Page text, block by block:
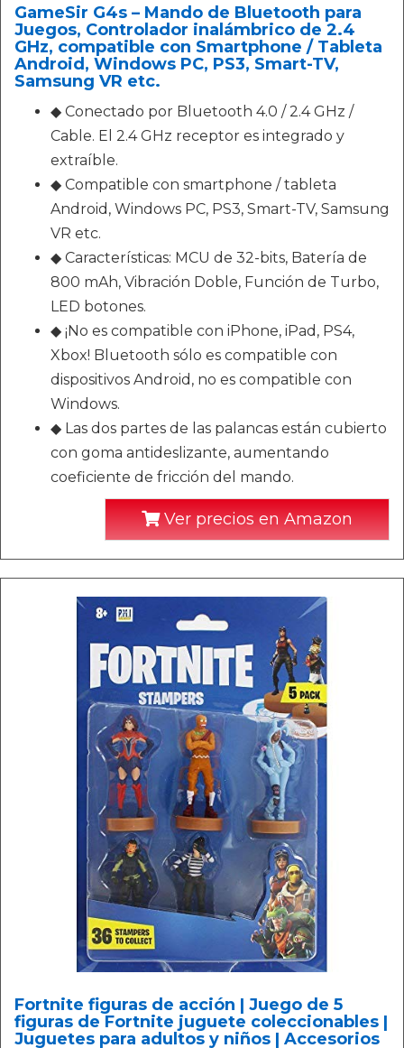
GameSir G4s – Mando de Bluetooth para
Juegos, Controlador inalámbrico de 2.4
GHz, compatible con Smartphone / Tableta
Android, Windows PC, PS3, Smart-TV,
Samsung VR etc.
◆ Conectado por Bluetooth 4.0 / 2.4 GHz /
Cable. El 2.4 GHz receptor es integrado y
extraíble.
◆ Compatible con smartphone / tableta
Android, Windows PC, PS3, Smart-TV, Samsung
VR etc.
◆ Características: MCU de 32-bits, Batería de
800 mAh, Vibración Doble, Función de Turbo,
LED botones.
◆ ¡No es compatible con iPhone, iPad, PS4,
Xbox! Bluetooth sólo es compatible con
dispositivos Android, no es compatible con
Windows.
◆ Las dos partes de las palancas están cubierto
con goma antideslizante, aumentando
coeficiente de fricción del mando.
Ver precios en Amazon
Fortnite figuras de acción | Juego de 5
figuras de Fortnite juguete coleccionables |
Juguetes para adultos y niños | Accesorios